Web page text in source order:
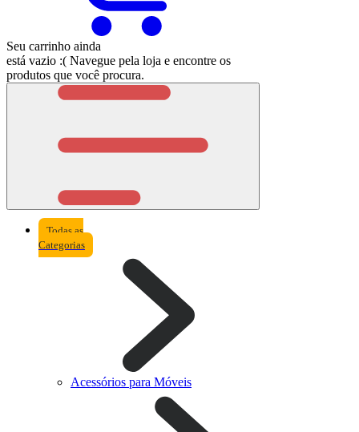
Seu carrinho ainda
está vazio :( Navegue pela loja e encontre os
produtos que você procura.
Todas as
Categorias
Acessórios para Móveis